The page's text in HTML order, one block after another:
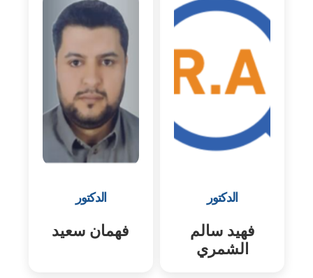
الدكتور
فهيد سالم
الشمري
الدكتور
فهمان سعيد